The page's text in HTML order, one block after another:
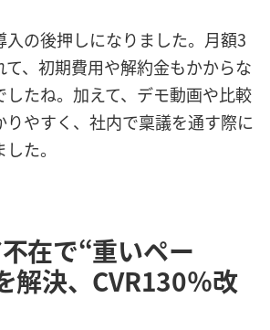
入の後押しになりました。月額3
、初期費用や解約金もかからな
したね。加えて、デモ動画や比較
りやすく、社内で稟議を通す際に
た。
在で“重いペー
解決、CVR130％改